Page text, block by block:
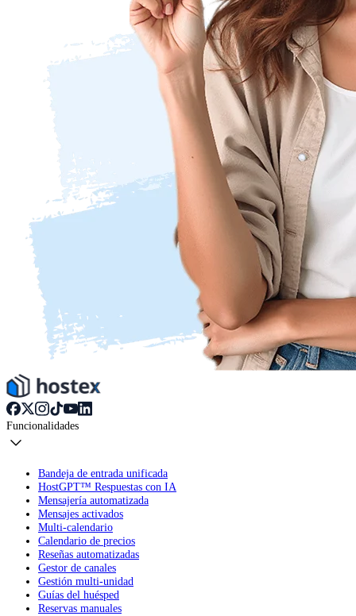
Funcionalidades
Bandeja de entrada unificada
HostGPT™ Respuestas con IA
Mensajería automatizada
Mensajes activados
Multi-calendario
Calendario de precios
Reseñas automatizadas
Gestor de canales
Gestión multi-unidad
Guías del huésped
Reservas manuales